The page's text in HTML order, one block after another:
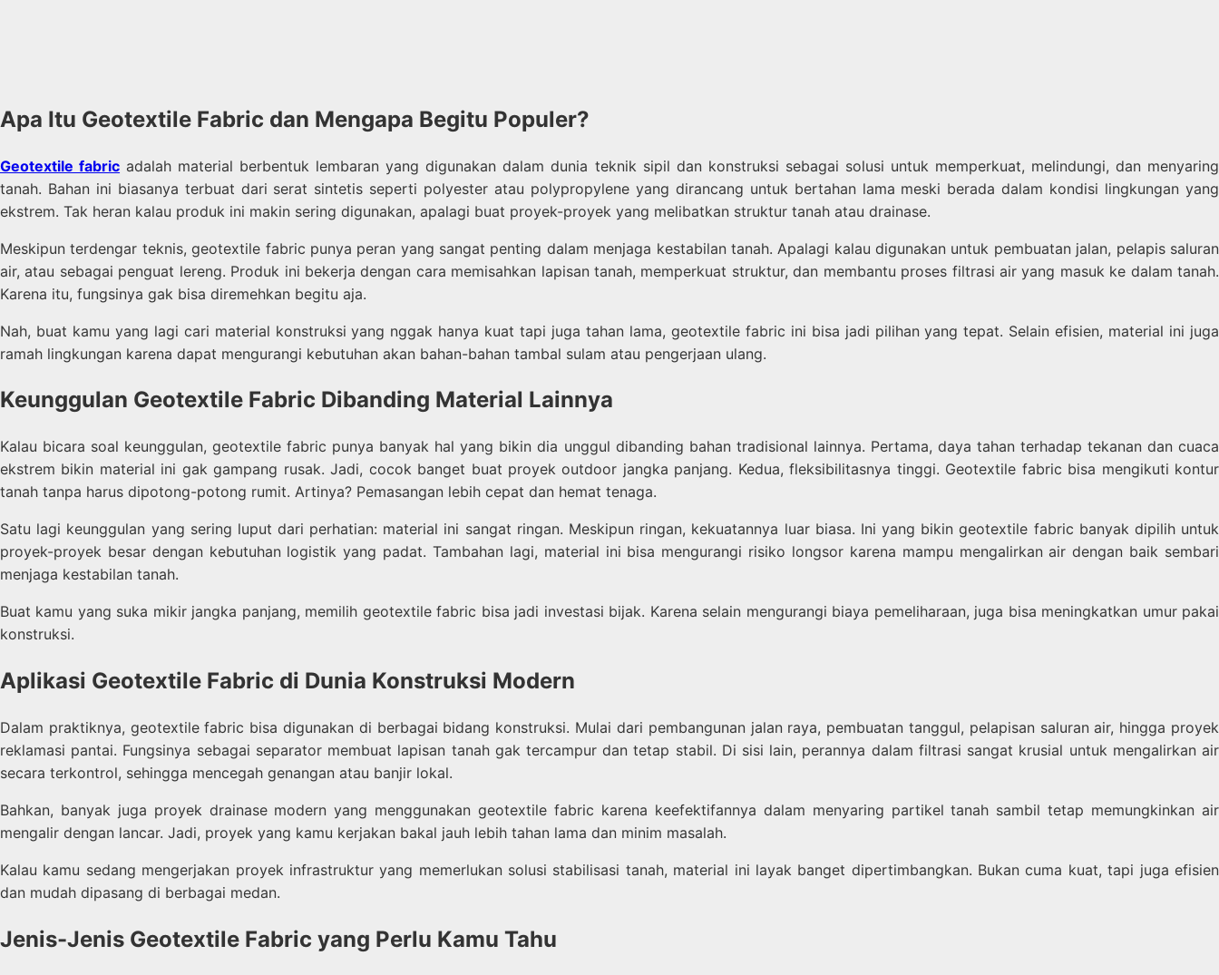
Apa Itu Geotextile Fabric dan Mengapa Begitu Populer?
Geotextile fabric adalah material berbentuk lembaran yang digunakan dalam dunia teknik sipil dan konstruksi sebagai solusi untuk memperkuat, melindungi, dan menyaring
tanah. Bahan ini biasanya terbuat dari serat sintetis seperti polyester atau polypropylene yang dirancang untuk bertahan lama meski berada dalam kondisi lingkungan yang
ekstrem. Tak heran kalau produk ini makin sering digunakan, apalagi buat proyek-proyek yang melibatkan struktur tanah atau drainase.
Meskipun terdengar teknis, geotextile fabric punya peran yang sangat penting dalam menjaga kestabilan tanah. Apalagi kalau digunakan untuk pembuatan jalan, pelapis saluran
air, atau sebagai penguat lereng. Produk ini bekerja dengan cara memisahkan lapisan tanah, memperkuat struktur, dan membantu proses filtrasi air yang masuk ke dalam tanah.
Karena itu, fungsinya gak bisa diremehkan begitu aja.
Nah, buat kamu yang lagi cari material konstruksi yang nggak hanya kuat tapi juga tahan lama, geotextile fabric ini bisa jadi pilihan yang tepat. Selain efisien, material ini juga
ramah lingkungan karena dapat mengurangi kebutuhan akan bahan-bahan tambal sulam atau pengerjaan ulang.
Keunggulan Geotextile Fabric Dibanding Material Lainnya
Kalau bicara soal keunggulan, geotextile fabric punya banyak hal yang bikin dia unggul dibanding bahan tradisional lainnya. Pertama, daya tahan terhadap tekanan dan cuaca
ekstrem bikin material ini gak gampang rusak. Jadi, cocok banget buat proyek outdoor jangka panjang. Kedua, fleksibilitasnya tinggi. Geotextile fabric bisa mengikuti kontur
tanah tanpa harus dipotong-potong rumit. Artinya? Pemasangan lebih cepat dan hemat tenaga.
Satu lagi keunggulan yang sering luput dari perhatian: material ini sangat ringan. Meskipun ringan, kekuatannya luar biasa. Ini yang bikin geotextile fabric banyak dipilih untuk
proyek-proyek besar dengan kebutuhan logistik yang padat. Tambahan lagi, material ini bisa mengurangi risiko longsor karena mampu mengalirkan air dengan baik sembari
menjaga kestabilan tanah.
Buat kamu yang suka mikir jangka panjang, memilih geotextile fabric bisa jadi investasi bijak. Karena selain mengurangi biaya pemeliharaan, juga bisa meningkatkan umur pakai
konstruksi.
Aplikasi Geotextile Fabric di Dunia Konstruksi Modern
Dalam praktiknya, geotextile fabric bisa digunakan di berbagai bidang konstruksi. Mulai dari pembangunan jalan raya, pembuatan tanggul, pelapisan saluran air, hingga proyek
reklamasi pantai. Fungsinya sebagai separator membuat lapisan tanah gak tercampur dan tetap stabil. Di sisi lain, perannya dalam filtrasi sangat krusial untuk mengalirkan air
secara terkontrol, sehingga mencegah genangan atau banjir lokal.
Bahkan, banyak juga proyek drainase modern yang menggunakan geotextile fabric karena keefektifannya dalam menyaring partikel tanah sambil tetap memungkinkan air
mengalir dengan lancar. Jadi, proyek yang kamu kerjakan bakal jauh lebih tahan lama dan minim masalah.
Kalau kamu sedang mengerjakan proyek infrastruktur yang memerlukan solusi stabilisasi tanah, material ini layak banget dipertimbangkan. Bukan cuma kuat, tapi juga efisien
dan mudah dipasang di berbagai medan.
Jenis-Jenis Geotextile Fabric yang Perlu Kamu Tahu